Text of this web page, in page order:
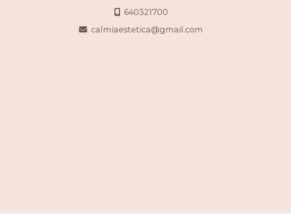
640321700
calmiaestetica
gmail.com